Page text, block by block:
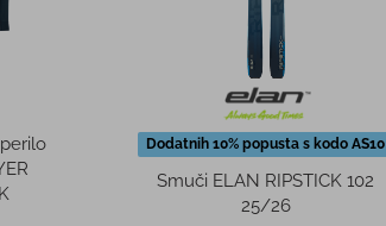
Smuči ELAN RIPSTICK 102
25/26
Dodatnih 10% popusta s kodo AS10